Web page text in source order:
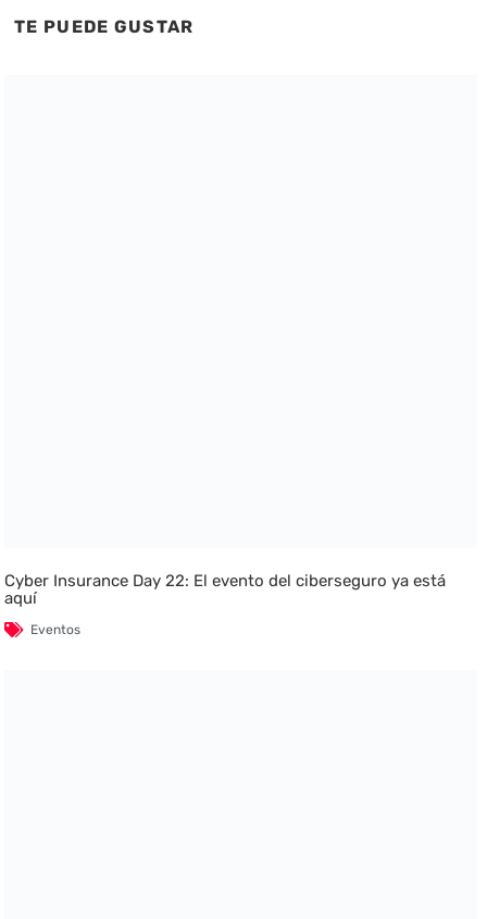
TE PUEDE GUSTAR
Cyber Insurance Day 22: El evento del ciberseguro ya está
aquí
Eventos